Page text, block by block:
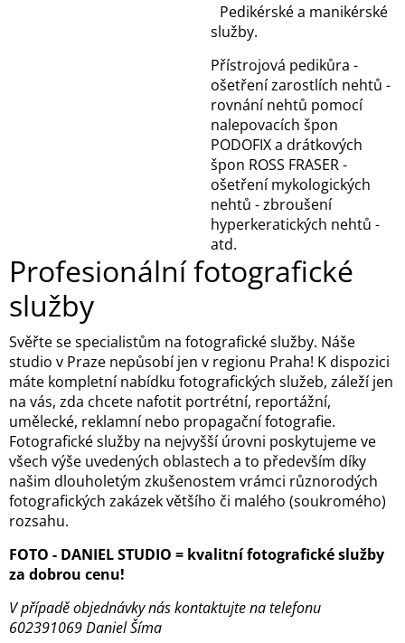
Pedikérské a manikérské
služby.
Přístrojová pedikůra -
ošetření zarostlích nehtů -
rovnání nehtů pomocí
nalepovacích špon
PODOFIX a drátkových
špon ROSS FRASER -
ošetření mykologických
nehtů - zbroušení
hyperkeratických nehtů -
atd.
Profesionální fotografické
služby
Svěřte se specialistům na fotografické služby. Náše
studio v Praze nepůsobí jen v regionu Praha! K dispozici
máte kompletní nabídku fotografických služeb, záleží jen
na vás, zda chcete nafotit portrétní, reportážní,
umělecké, reklamní nebo propagační fotografie.
Fotografické služby na nejvyšší úrovni poskytujeme ve
všech výše uvedených oblastech a to především díky
našim dlouholetým zkušenostem vrámci různorodých
fotografických zakázek většího či malého (soukromého)
rozsahu.
FOTO - DANIEL STUDIO = kvalitní fotografické služby
za dobrou cenu!
V případě objednávky nás kontaktujte na telefonu
602391069 Daniel Šíma